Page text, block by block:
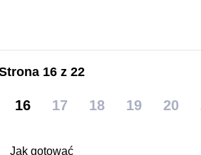
16 z 22
16 17 18 19 20
Jak gotować